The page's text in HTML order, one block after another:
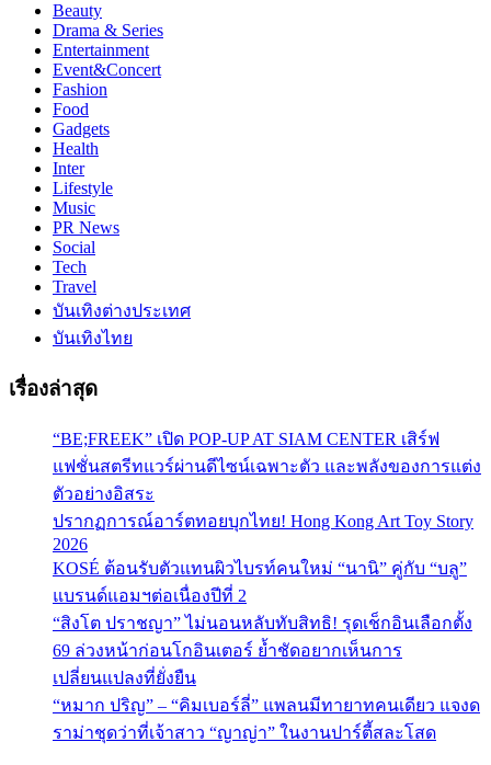
Beauty
Drama & Series
Entertainment
Event&Concert
Fashion
Food
Gadgets
Health
Inter
Lifestyle
Music
PR News
Social
Tech
Travel
บันเทิงต่างประเทศ
บันเทิงไทย
เรื่องล่าสุด
“BE;FREEK” เปิด POP-UP AT SIAM CENTER เสิร์ฟ
แฟชั่นสตรีทแวร์ผ่านดีไซน์เฉพาะตัว และพลังของการแต่ง
ตัวอย่างอิสระ
ปรากฏการณ์อาร์ตทอยบุกไทย! Hong Kong Art Toy Story
2026
KOSÉ ต้อนรับตัวแทนผิวไบรท์คนใหม่ “นานิ” คู่กับ “บลู”
แบรนด์แอมฯต่อเนื่องปีที่ 2
“สิงโต ปราชญา” ไม่นอนหลับทับสิทธิ! รุดเช็กอินเลือกตั้ง
69 ล่วงหน้าก่อนโกอินเตอร์ ย้ำชัดอยากเห็นการ
เปลี่ยนแปลงที่ยั่งยืน
“หมาก ปริญ” – “คิมเบอร์ลี่” แพลนมีทายาทคนเดียว แจงด
ราม่าชุดว่าที่เจ้าสาว “ญาญ่า” ในงานปาร์ตี้สละโสด